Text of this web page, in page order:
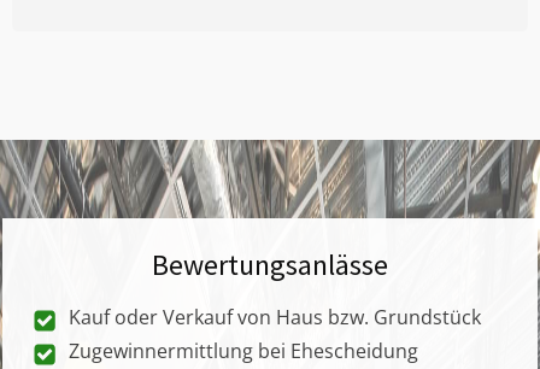
Bewertungsanlässe
Kauf oder Verkauf von Haus bzw. Grundstück
Zugewinnermittlung bei Ehescheidung